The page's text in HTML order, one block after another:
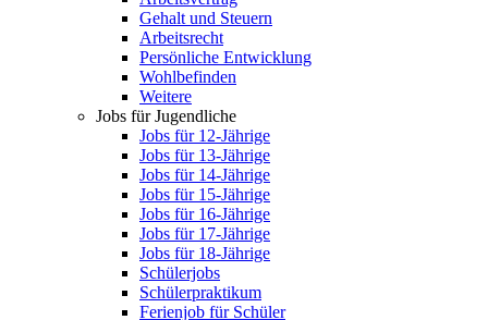
Gehalt und Steuern
Arbeitsrecht
Persönliche Entwicklung
Wohlbefinden
Weitere
Jobs für Jugendliche
Jobs für 12-Jährige
Jobs für 13-Jährige
Jobs für 14-Jährige
Jobs für 15-Jährige
Jobs für 16-Jährige
Jobs für 17-Jährige
Jobs für 18-Jährige
Schülerjobs
Schülerpraktikum
Ferienjob für Schüler